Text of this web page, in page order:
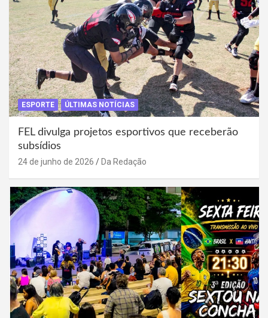
ESPORTE ÚLTIMAS NOTÍCIAS
FEL divulga projetos esportivos que receberão
subsídios
24 de junho de 2026 Da Redação